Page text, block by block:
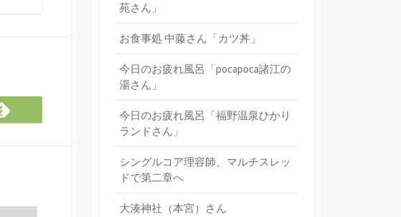
Feedly
で
苑さん」
お食事処 中藤さん「カツ丼」
今日のお疲れ風呂「pocapoca諸江の
湯さん」
今日のお疲れ風呂「福野温泉ひかり
ランドさん」
シングルコア理容師、マルチスレッ
ドで第二章へ
大湊神社（本宮）さん